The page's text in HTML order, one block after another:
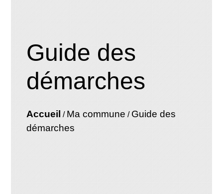
Guide des
démarches
Accueil / Ma commune / Guide des
démarches